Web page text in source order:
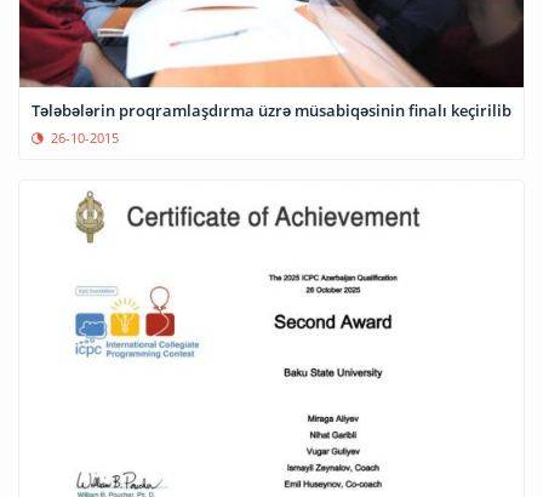
Tələbələrin proqramlaşdırma üzrə müsabiqəsinin finalı keçirilib
26-10-2015